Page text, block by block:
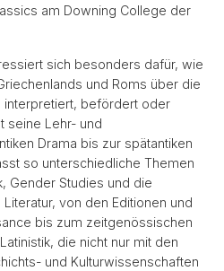
am Downing College der
sich besonders dafür, wie
und Roms über die
interpretiert, befördert oder
seine Lehr- und
Drama bis zur spätantiken
so unterschiedliche Themen
Gender Studies und die
von den Editionen und
bis zum zeitgenössischen
die nicht nur mit den
und Kulturwissenschaften